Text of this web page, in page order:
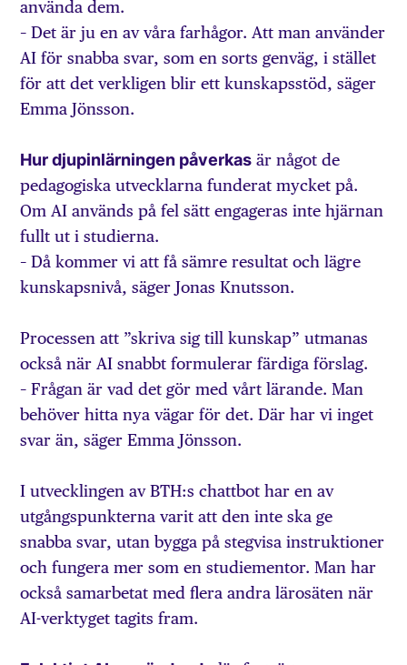
använda dem.
– Det är ju en av våra farhågor. Att man använder
AI för snabba svar, som en sorts genväg, i stället
för att det verkligen blir ett kunskapsstöd, säger
Emma Jönsson.
Hur djupinlärningen påverkas är något de
pedagogiska utvecklarna funderat mycket på.
Om AI används på fel sätt engageras inte hjärnan
fullt ut i studierna.
– Då kommer vi att få sämre resultat och lägre
kunskapsnivå, säger Jonas Knutsson.
Processen att ”skriva sig till kunskap” utmanas
också när AI snabbt formulerar färdiga förslag.
– Frågan är vad det gör med vårt lärande. Man
behöver hitta nya vägar för det. Där har vi inget
svar än, säger Emma Jönsson.
I utvecklingen av BTH:s chattbot har en av
utgångspunkterna varit att den inte ska ge
snabba svar, utan bygga på stegvisa instruktioner
och fungera mer som en studiementor. Man har
också samarbetat med flera andra lärosäten när
AI-verktyget tagits fram.